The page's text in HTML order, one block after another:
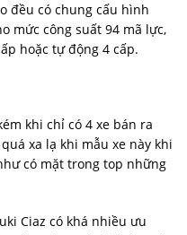
đều có chung cấu hình
mức công suất 94 mã lực,
hoặc tự động 4 cấp.
khi chỉ có 4 xe bán ra
xa lạ khi mẫu xe này khi
có mặt trong top những
Ciaz có khá nhiều ưu